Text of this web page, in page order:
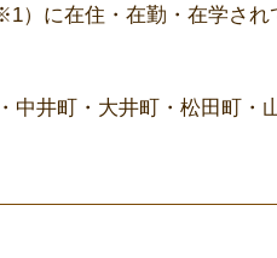
）に在住・在勤・在学され
井町・大井町・松田町・